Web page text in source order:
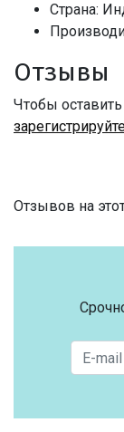
Страна:
Отзывы
Чтобы
Отзывов на